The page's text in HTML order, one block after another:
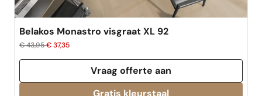
Belakos Monastro visgraat XL 92
€ 43,95€ 37,35
Vraag offerte aan